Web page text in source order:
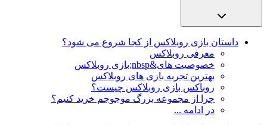
داستان بازی روبلاکس از کجا شروع می شود؟
معرفی روبلاکس
خصوصیت های&nbsp;بازی روبلاکس
بهترین تجربه بازی های روبلاکس
روباکس بازی روبلاکس چیست؟
چرا از مجموعه بزرگ موجوجم خرید کنیم؟
در ادامه ...